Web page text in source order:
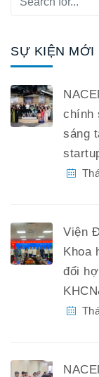
SỰ KIỆN MỚI
chính
sáng
Viện
Khoa
đổi